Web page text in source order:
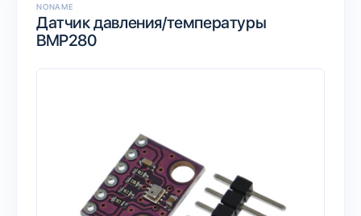
NONAME
Датчик давления/температуры
BMP280